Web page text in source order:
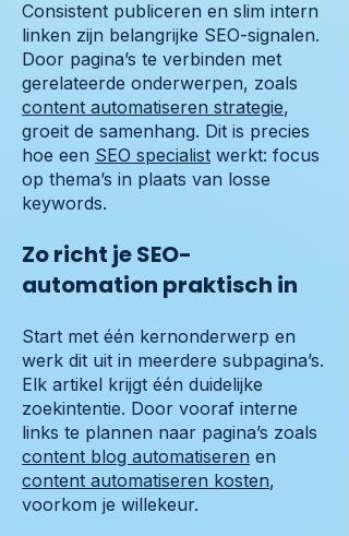
Consistent publiceren en slim intern
linken zijn belangrijke SEO-signalen.
Door pagina’s te verbinden met
gerelateerde onderwerpen, zoals
content automatiseren strategie,
groeit de samenhang. Dit is precies
hoe een SEO specialist werkt: focus
op thema’s in plaats van losse
keywords.
Zo richt je SEO-
automation praktisch in
Start met één kernonderwerp en
werk dit uit in meerdere subpagina’s.
Elk artikel krijgt één duidelijke
zoekintentie. Door vooraf interne
links te plannen naar pagina’s zoals
content blog automatiseren en
content automatiseren kosten,
voorkom je willekeur.